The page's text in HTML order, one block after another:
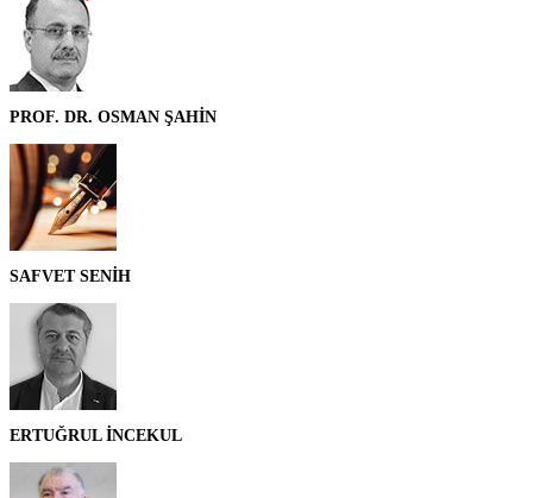
PROF. DR. OSMAN ŞAHİN
SAFVET SENİH
ERTUĞRUL İNCEKUL